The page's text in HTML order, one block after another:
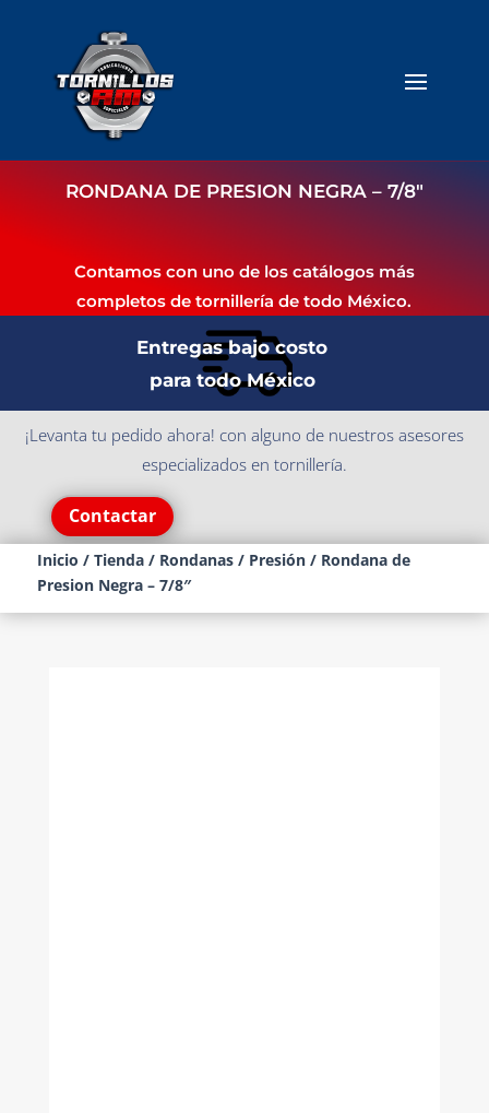
RONDANA DE PRESION NEGRA – 7/8″
Contamos con uno de los catálogos más
completos de tornillería de todo México.
Entregas bajo costo
para todo México
¡Levanta tu pedido ahora! con alguno de nuestros asesores
especializados en tornillería.
Contactar
Inicio / Tienda/ Rondanas/ Presión/ Rondana de
Presion Negra – 7/8″